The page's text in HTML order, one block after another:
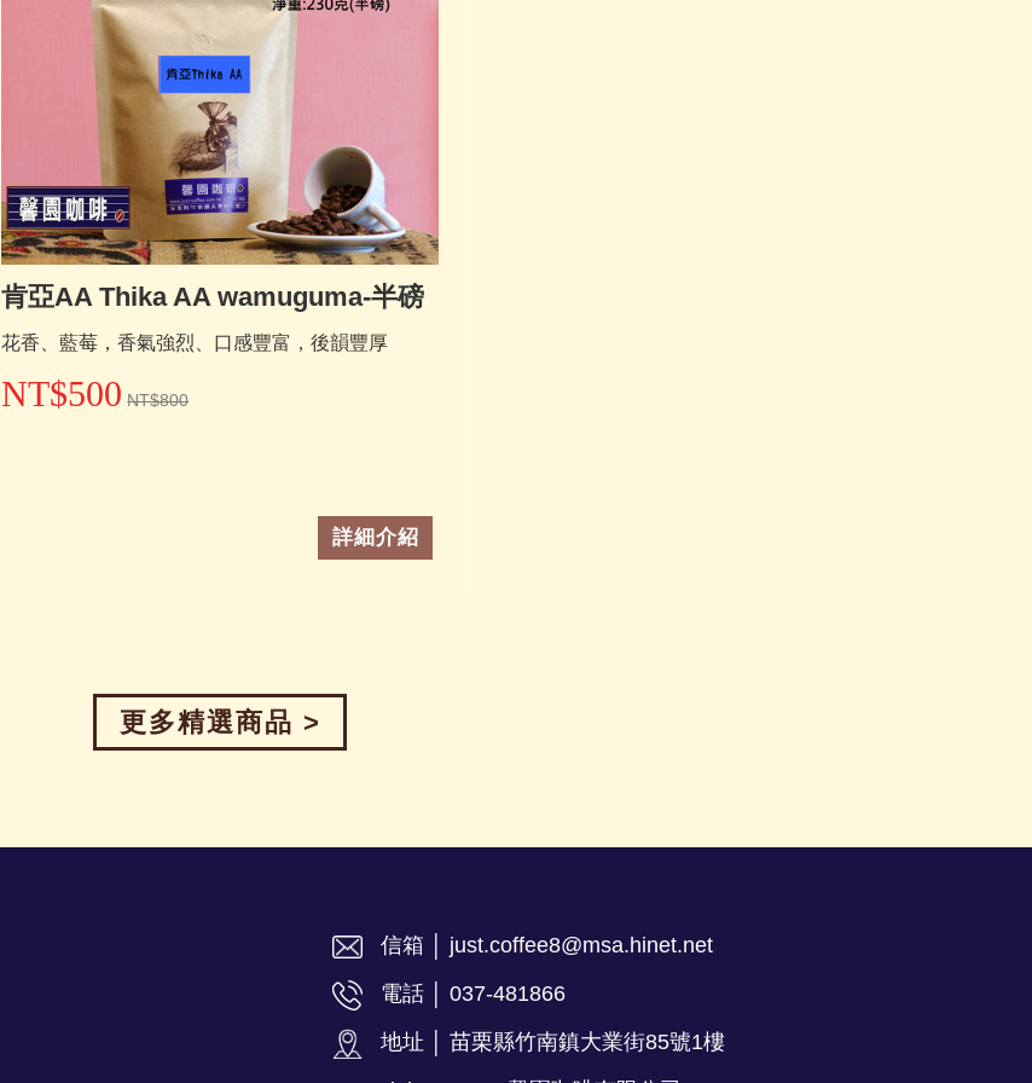
肯亞AA Thika AA wamuguma-半磅
花香、藍莓，香氣強烈、口感豐富，後韻豐厚
NT$500 NT$800
詳細介紹
更多精選商品 >
信箱 │ just.coffee8@msa.hinet.net
電話 │ 037-481866
地址 │ 苗栗縣竹南鎮大業街85號1樓